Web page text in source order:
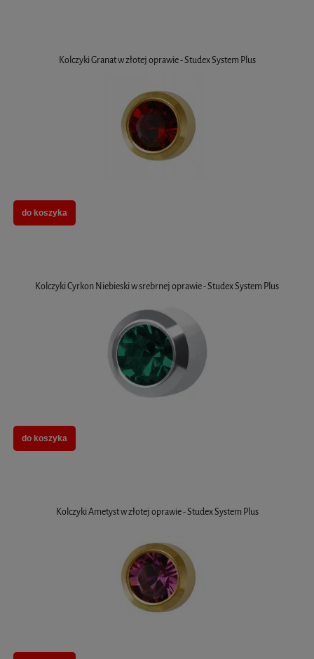
Kolczyki Granat w złotej oprawie - Studex System Plus
do koszyka
Kolczyki Cyrkon Niebieski w srebrnej oprawie - Studex System Plus
do koszyka
Kolczyki Ametyst w złotej oprawie - Studex System Plus